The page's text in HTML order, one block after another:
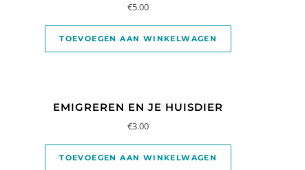
€5.00
TOEVOEGEN AAN WINKELWAGEN
EMIGREREN EN JE HUISDIER
€3.00
TOEVOEGEN AAN WINKELWAGEN